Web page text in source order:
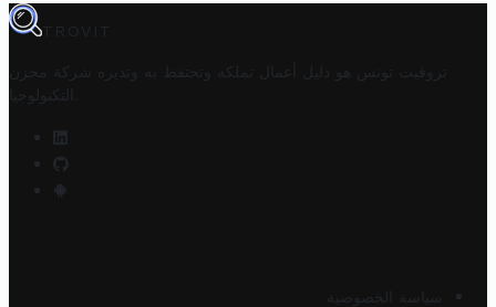
TROVIT
تروفيت تونس هو دليل أعمال تملكه وتحتفظ به وتديره
شركة مخزن
التكنولوجيا
سياسة الخصوصية